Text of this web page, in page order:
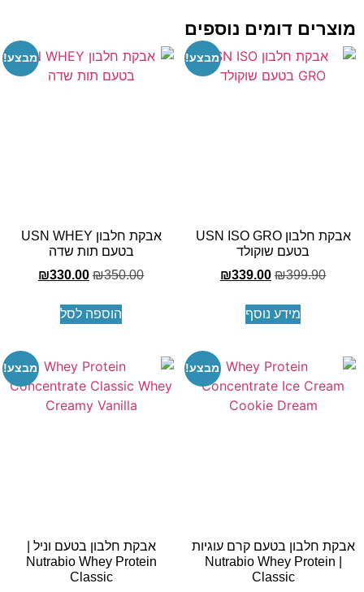
דומים נוספים
מבצע!
אבקת חלבון USN ISO GRO
בטעם שוקולד
₪399.90
₪339.00
מידע נוסף
מבצע!
אבקת חלבון USN WHEY
בטעם תות שדה
₪350.00
₪330.00
הוספה לסל
מבצע!
חלבון בטעם קרם עוגיות
| Nutrabio Whey Protein
Classic
מבצע!
אבקת חלבון בטעם וניל |
Nutrabio Whey Protein
Classic